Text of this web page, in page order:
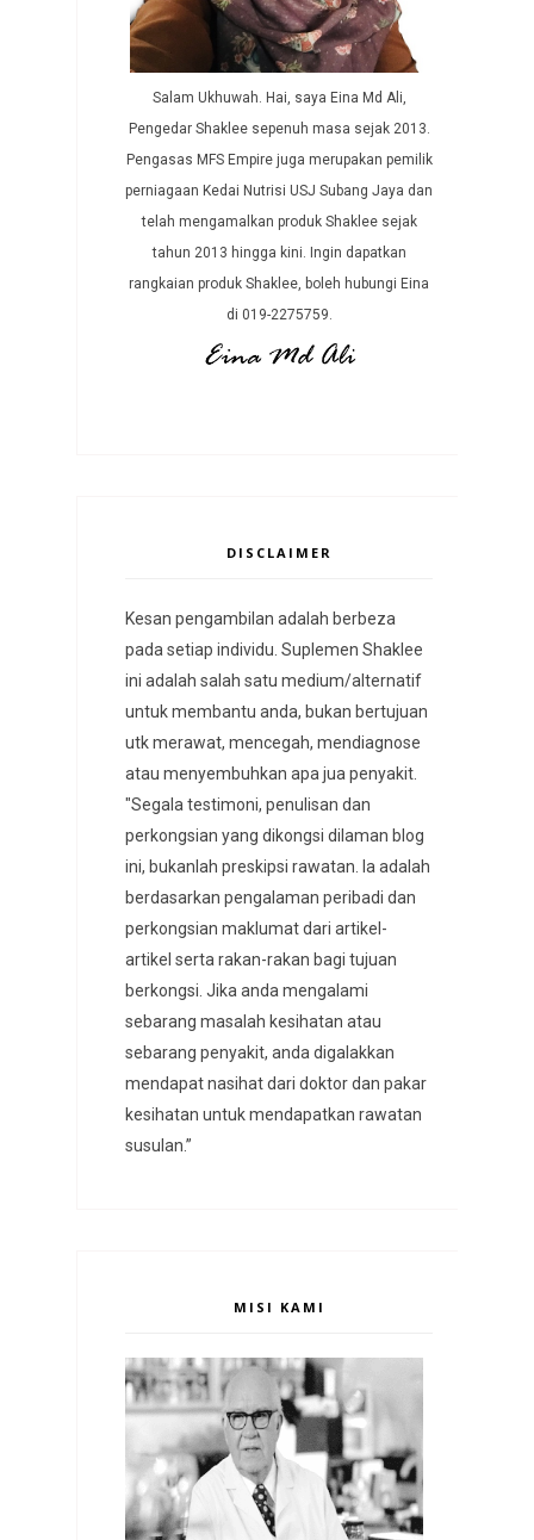
Salam Ukhuwah. Hai, saya Eina Md Ali,
Pengedar Shaklee sepenuh masa sejak 2013.
Pengasas MFS Empire juga merupakan pemilik
perniagaan Kedai Nutrisi USJ Subang Jaya dan
telah mengamalkan produk Shaklee sejak
tahun 2013 hingga kini. Ingin dapatkan
rangkaian produk Shaklee, boleh hubungi Eina
di 019-2275759.
DISCLAIMER
Kesan pengambilan adalah berbeza
pada setiap individu. Suplemen Shaklee
ini adalah salah satu medium/alternatif
untuk membantu anda, bukan bertujuan
utk merawat, mencegah, mendiagnose
atau menyembuhkan apa jua penyakit.
"Segala testimoni, penulisan dan
perkongsian yang dikongsi dilaman blog
ini, bukanlah preskipsi rawatan. Ia adalah
berdasarkan pengalaman peribadi dan
perkongsian maklumat dari artikel-
artikel serta rakan-rakan bagi tujuan
berkongsi. Jika anda mengalami
sebarang masalah kesihatan atau
sebarang penyakit, anda digalakkan
mendapat nasihat dari doktor dan pakar
kesihatan untuk mendapatkan rawatan
susulan.”
MISI KAMI